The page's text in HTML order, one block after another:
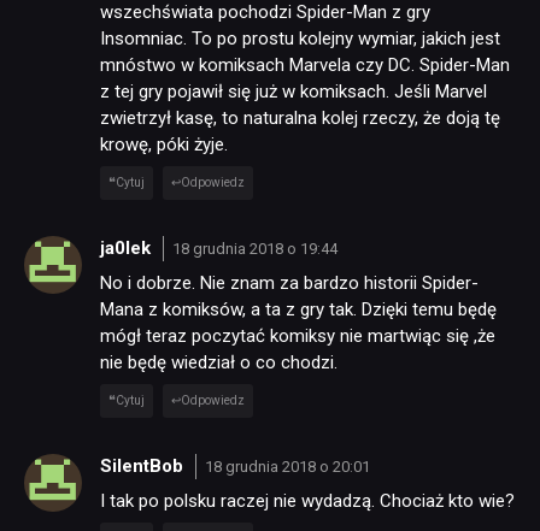
wszechświata pochodzi Spider-Man z gry
Insomniac. To po prostu kolejny wymiar, jakich jest
mnóstwo w komiksach Marvela czy DC. Spider-Man
z tej gry pojawił się już w komiksach. Jeśli Marvel
zwietrzył kasę, to naturalna kolej rzeczy, że doją tę
krowę, póki żyje.
Cytuj Odpowiedz
ja0lek 18 grudnia 2018 o 19:44
No i dobrze. Nie znam za bardzo historii Spider-
Mana z komiksów, a ta z gry tak. Dzięki temu będę
mógł teraz poczytać komiksy nie martwiąc się ,że
nie będę wiedział o co chodzi.
Cytuj Odpowiedz
SilentBob 18 grudnia 2018 o 20:01
I tak po polsku raczej nie wydadzą. Chociaż kto wie?